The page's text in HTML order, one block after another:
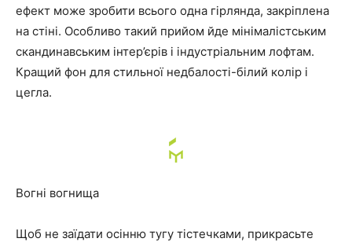
ефект може зробити всього одна гірлянда, закріплена
на стіні. Особливо такий прийом йде мінімалістським
скандинавським інтер’єрів і індустріальним лофтам.
Кращий фон для стильної недбалості-білий колір і
цегла.
Вогні вогнища
Щоб не заїдати осінню тугу тістечками, прикрасьте